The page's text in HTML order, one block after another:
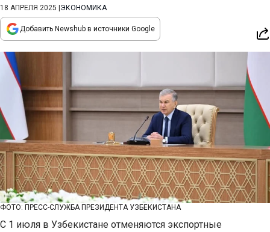
18 АПРЕЛЯ 2025 ЭКОНОМИКА
Добавить Newshub в источники Google
ФОТО: ПРЕСС-СЛУЖБА ПРЕЗИДЕНТА УЗБЕКИСТАНА
С 1 июля в Узбекистане отменяются экспортные